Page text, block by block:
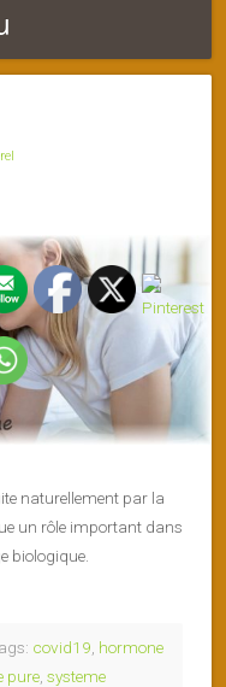
naturellement par la
un rôle important dans
biologique.
covid19 hormone
pure systeme